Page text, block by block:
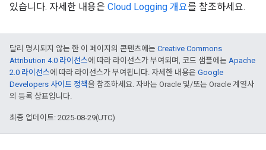
있습니다. 자세한 내용은 Cloud Logging 개요를 참조하세요.
달리 명시되지 않는 한 이 페이지의 콘텐츠에는 Creative Commons
Attribution 4.0 라이선스에 따라 라이선스가 부여되며, 코드 샘플에는 Apache
2.0 라이선스에 따라 라이선스가 부여됩니다. 자세한 내용은 Google
Developers 사이트 정책을 참조하세요. 자바는 Oracle 및/또는 Oracle 계열사
의 등록 상표입니다.
최종 업데이트: 2025-08-29(UTC)